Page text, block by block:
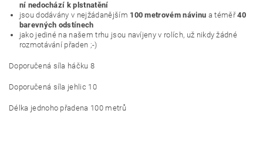
ní nedochází k plstnatění
jsou dodávány v nejžádanějším 100 metrovém návinu a téměř40
barevných odstínech
jako jediné na našem trhu jsou navíjeny v rolích, už nikdy žádné
rozmotávání přaden ;-)
Doporučená síla háčku 8
Doporučená síla jehlic 10
Délka jednoho přadena 100 metrů